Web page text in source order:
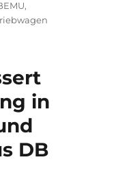
,
in
DB